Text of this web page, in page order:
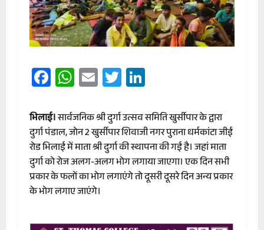
Facebook
WhatsApp
EmailTwitter
भिलाई।सार्वजनिक श्री दुर्गा उत्सव समिति खुर्सीपार के द्वारा
दुर्गा पंडाल, जोन 2 खुर्सीपार शिवाजी नगर पुराना धर्मकांटा जीई
रोड भिलाई में माता श्री दुर्गा की स्थापना की गई है। जहां माता
दुर्गा को रोज अलग-अलग भोग लगाया जाएगा। एक दिन सभी
प्रकार के फलों का भोग लगाएंगे तो दूसरी दूसरे दिन अन्य प्रकार
के भोग लगाए जाएंगे।